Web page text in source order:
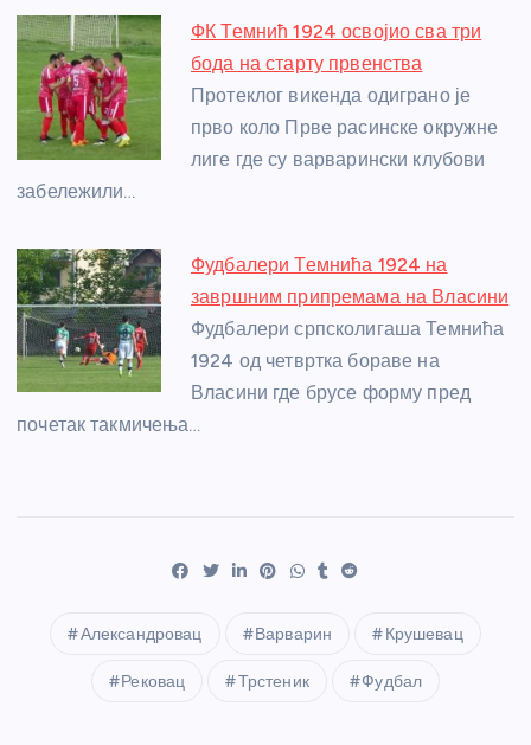
ФК Темнић 1924 освојио сва три
бода на старту првенства
Протеклог викенда одиграно је
прво коло Прве расинске окружне
лиге где су варварински клубови
забележили…
Фудбалери Темнића 1924 на
завршним припремама на Власини
Фудбалери српсколигаша Темнића
1924 од четвртка бораве на
Власини где брусе форму пред
почетак такмичења…
Александровац Варварин Крушевац
Рековац Трстеник Фудбал